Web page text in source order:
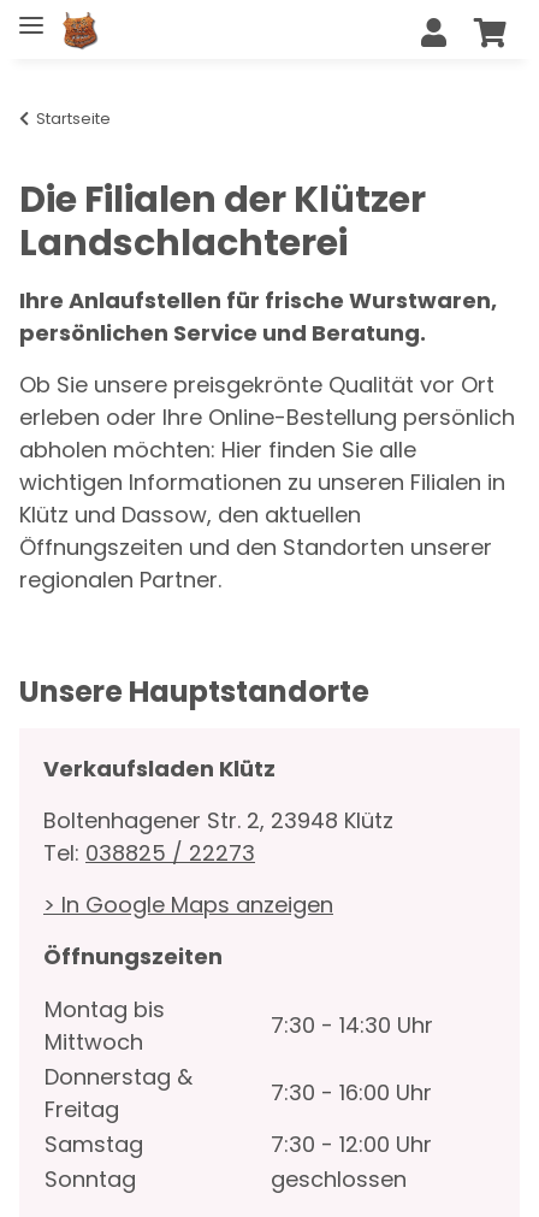
Startseite
Die Filialen der Klützer
Landschlachterei
Ihre Anlaufstellen für frische Wurstwaren,
persönlichen Service und Beratung.
Ob Sie unsere preisgekrönte Qualität vor Ort
erleben oder Ihre Online-Bestellung persönlich
abholen möchten: Hier finden Sie alle
wichtigen Informationen zu unseren Filialen in
Klütz und Dassow, den aktuellen
Öffnungszeiten und den Standorten unserer
regionalen Partner.
Unsere Hauptstandorte
Verkaufsladen Klütz
Boltenhagener Str. 2, 23948 Klütz
Tel: 038825 / 22273
> In Google Maps anzeigen
Öffnungszeiten
Montag bis
Mittwoch
7:30 - 14:30 Uhr
Donnerstag &
Freitag
7:30 - 16:00 Uhr
Samstag
7:30 - 12:00 Uhr
Sonntag
geschlossen